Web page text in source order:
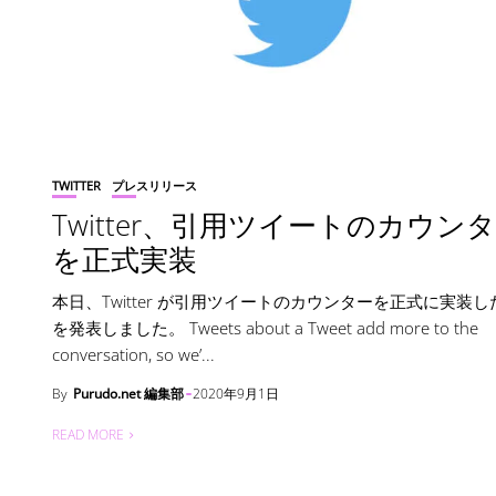
TWITTER プレスリリース
Twitter、引用ツイートのカウン
を正式実装
本日、Twitter が引用ツイートのカウンターを正式に実装し
を発表しました。 Tweets about a Tweet add more to the
conversation, so we’...
By Purudo.net 編集部 2020年9月1日
READ MORE